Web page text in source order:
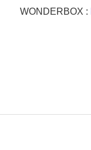
WONDERBOX :